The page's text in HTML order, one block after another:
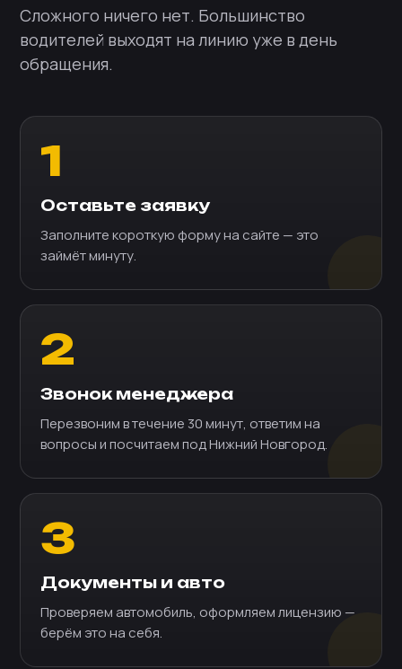
Сложного ничего нет. Большинство
водителей выходят на линию уже в день
обращения.
1
Оставьте заявку
Заполните короткую форму на сайте — это
займёт минуту.
2
Звонок менеджера
Перезвоним в течение 30 минут, ответим на
вопросы и посчитаем под Нижний Новгород.
3
Документы и авто
Проверяем автомобиль, оформляем лицензию —
берём это на себя.